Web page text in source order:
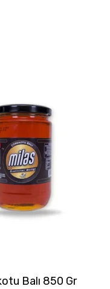
Balı 850 Gr